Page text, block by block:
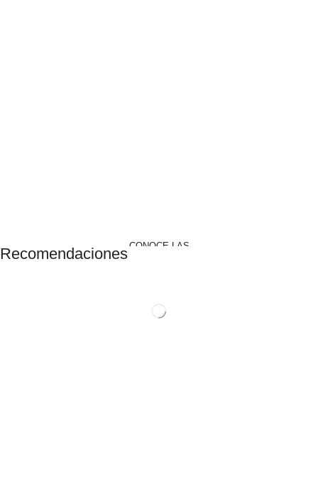
CONOCE LAS
Recomendaciones